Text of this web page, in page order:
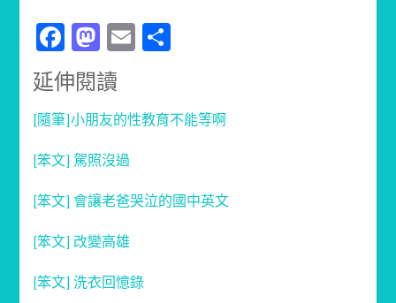
Facebook
Mastodon
Email
延伸閱讀
[隨筆]小朋友的性教育不能等啊
[笨文] 駕照沒過
[笨文] 會讓老爸哭泣的國中英文
[笨文] 改變高雄
[笨文] 洗衣回憶錄